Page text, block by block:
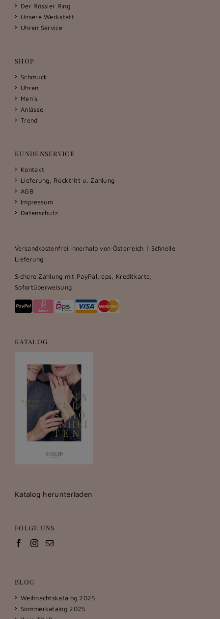
Der Rössler Ring
Unsere Werkstatt
Uhren Service
SHOP
Schmuck
Uhren
Men´s
Anlässe
Trend
KUNDENSERVICE
Kontakt
Lieferung, Rücktritt u. Zahlung
AGB
Impressum
Datenschutz
Versandkostenfrei innerhalb von Österreich | Schnelle
Lieferung
Sichere Zahlung mit PayPal, eps, Kreditkarte,
Sofortüberweisung
KATALOG
Katalog herunterladen
FOLGE UNS
BLOG
Weihnachtskatalog 2025
Sommerkatalog 2025